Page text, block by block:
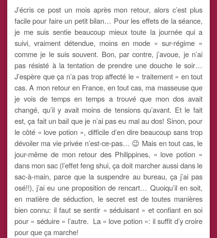
J’écris ce post un mois après mon retour, alors c’est plus
facile pour faire un petit bilan… Pour les effets de la séance,
je me suis sentie beaucoup mieux toute la journée qui a
suivi, vraiment détendue, moins en mode « sur-régime »
comme je le suis souvent. Bon, par contre, j’avoue, je n’ai
pas résisté à la tentation de prendre une douche le soir…
J’espère que ça n’a pas trop affecté le « traitement » en tout
cas. A mon retour en France, en tout cas, ma masseuse que
je vois de temps en temps a trouvé que mon dos avait
changé, qu’il y avait moins de tensions qu’avant. Et le fait
est, ça fait un bail que je n’ai pas eu mal au dos! Sinon, pour
le côté « love potion », difficile d’en dire beaucoup sans trop
dévoiler ma vie privée n’est-ce-pas… 😉 Mais en tout cas, le
jour-même de mon retour des Philippines, « love potion »
dans mon sac (l’effet feng shui, ça doit marcher aussi dans le
sac-à-main, parce que la suspendre au bureau, ça j’ai pas
osé!!), j’ai eu une proposition de rencart… Quoiqu’il en soit,
en matière de séduction, le secret est de toutes manières
bien connu: il faut se sentir « séduisant » et confiant en soi
pour « séduire » l’autre. La « love potion »: il suffit d’y croire
pour que ça marche!